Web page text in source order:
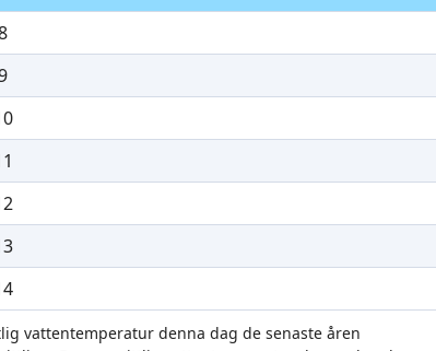
vattentemperatur denna dag de senaste åren